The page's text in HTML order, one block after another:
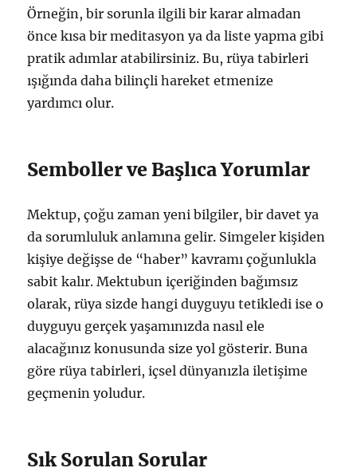
Örneğin, bir sorunla ilgili bir karar almadan
önce kısa bir meditasyon ya da liste yapma gibi
pratik adımlar atabilirsiniz. Bu, rüya tabirleri
ışığında daha bilinçli hareket etmenize
yardımcı olur.
Semboller ve Başlıca Yorumlar
Mektup, çoğu zaman yeni bilgiler, bir davet ya
da sorumluluk anlamına gelir. Simgeler kişiden
kişiye değişse de “haber” kavramı çoğunlukla
sabit kalır. Mektubun içeriğinden bağımsız
olarak, rüya sizde hangi duyguyu tetikledi ise o
duyguyu gerçek yaşamınızda nasıl ele
alacağınız konusunda size yol gösterir. Buna
göre rüya tabirleri, içsel dünyanızla iletişime
geçmenin yoludur.
Sık Sorulan Sorular